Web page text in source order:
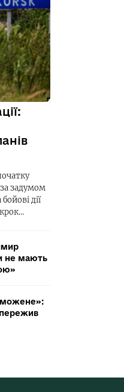
задумом
дії
не мають
пережив